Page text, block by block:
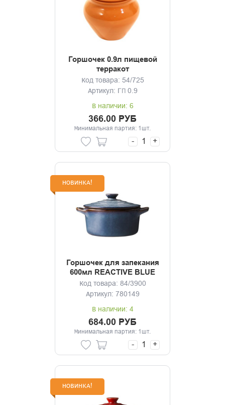
Горшочек 0.9л пищевой
терракот
Код товара: 54/725
Артикул: ГП 0.9
В наличии: 6
366.00 РУБ
Минимальная партия: 1шт.
- +
НОВИНКА!
Горшочек для запекания
600мл REACTIVE BLUE
18,5*14,5*6,5см
Код товара: 84/3900
Артикул: 780149
В наличии: 4
684.00 РУБ
Минимальная партия: 1шт.
- +
НОВИНКА!